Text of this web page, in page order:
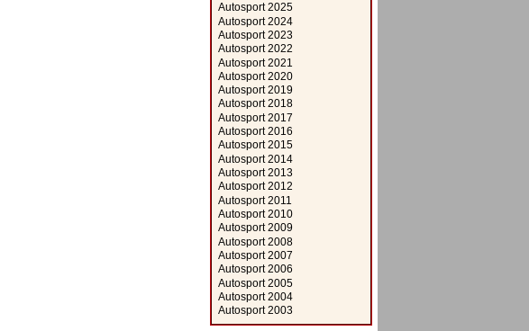
Autosport 2025
Autosport 2024
Autosport 2023
Autosport 2022
Autosport 2021
Autosport 2020
Autosport 2019
Autosport 2018
Autosport 2017
Autosport 2016
Autosport 2015
Autosport 2014
Autosport 2013
Autosport 2012
Autosport 2011
Autosport 2010
Autosport 2009
Autosport 2008
Autosport 2007
Autosport 2006
Autosport 2005
Autosport 2004
Autosport 2003